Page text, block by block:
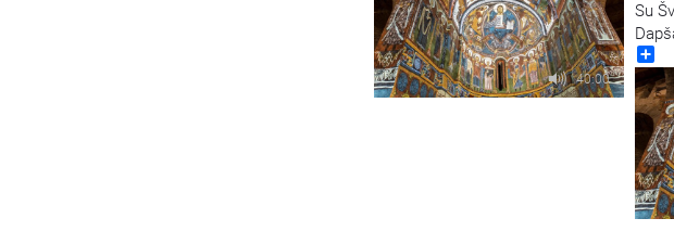
40:00
Su